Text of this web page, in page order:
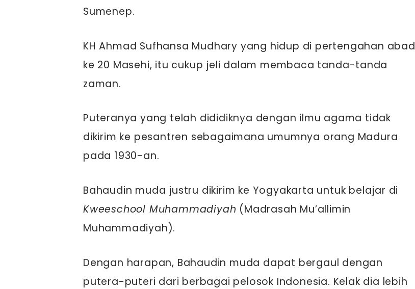
Sumenep.
KH Ahmad Sufhansa Mudhary yang hidup di pertengahan abad
ke 20 Masehi, itu cukup jeli dalam membaca tanda-tanda
zaman.
Puteranya yang telah dididiknya dengan ilmu agama tidak
dikirim ke pesantren sebagaimana umumnya orang Madura
pada 1930-an.
Bahaudin muda justru dikirim ke Yogyakarta untuk belajar di
Kweeschool Muhammadiyah (Madrasah Mu’allimin
Muhammadiyah).
Dengan harapan, Bahaudin muda dapat bergaul dengan
putera-puteri dari berbagai pelosok Indonesia. Kelak dia lebih